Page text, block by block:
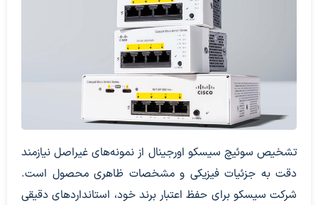
تشخیص سوئیچ سیسکو اورجینال از نمونه‌های غیر‌اصل نیازمند
دقت به جزئیات فیزیکی و مشخصات ظاهری محصول است.
شرکت سیسکو برای حفظ اعتبار برند خود، استانداردهای دقیقی